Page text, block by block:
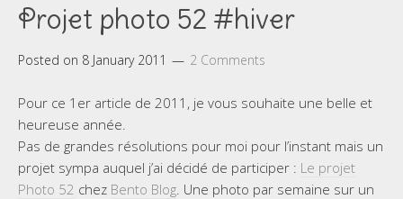
Projet photo 52 #hiver
Posted on 8 January 2011 2 Comments
Pour ce 1er article de 2011, je vous souhaite une belle et
heureuse année.
Pas de grandes résolutions pour moi pour l’instant mais un
projet sympa auquel j’ai décidé de participer : Le projet
Photo 52 chez Bento Blog . Une photo par semaine sur un